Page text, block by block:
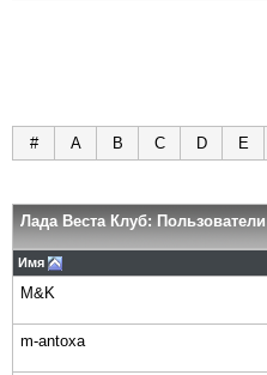
# A B C D E
Лада Веста Клуб: Пользователи
Имя
M&K
m-antoxa